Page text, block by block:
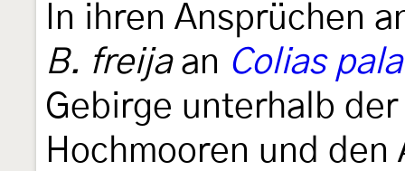
In ihren Ansprüchen
B. freijaan Colias
Gebirge unterhalb
Hochmooren und